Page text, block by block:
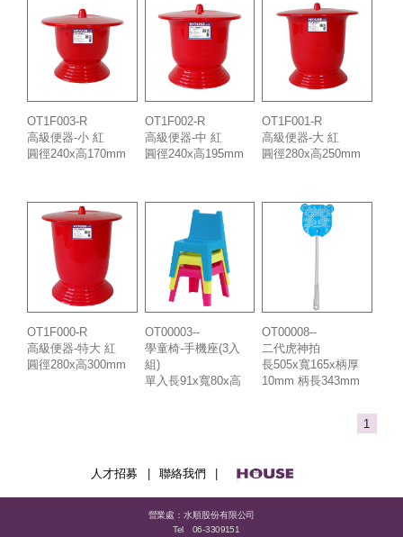
OT1F003-R
高級便器-小 紅
圓徑240x高170mm
OT1F002-R
高級便器-中 紅
圓徑240x高195mm
OT1F001-R
高級便器-大 紅
圓徑280x高250mm
OT1F000-R
高級便器-特大 紅
圓徑280x高300mm
OT00003--
學童椅-手機座(3入
組)
單入長91x寬80x高
OT00008--
二代虎神拍
長505x寬165x柄厚
10mm 柄長343mm
1
人才招募 聯絡我們
營業處：水順股份有限公司
Tel
06-3309151